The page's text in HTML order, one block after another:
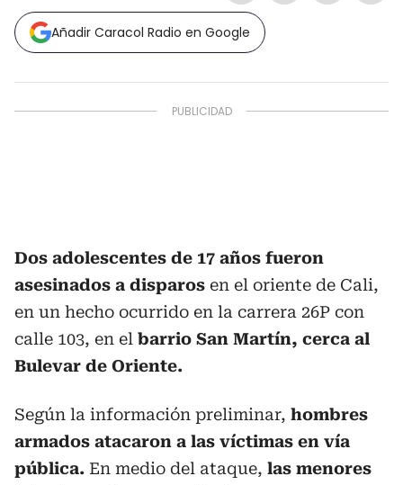
Añadir Caracol Radio en Google
Dos adolescentes de 17 años fueron
asesinados a disparos en el oriente de Cali,
en un hecho ocurrido en la carrera 26P con
calle 103, en el barrio San Martín, cerca al
Bulevar de Oriente.
Según la información preliminar, hombres
armados atacaron a las víctimas en vía
pública. En medio del ataque, las menores